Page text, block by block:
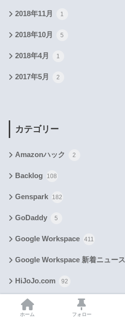
2018年11月 1
2018年10月 5
2018年4月 1
2017年5月 2
カテゴリー
Amazonハック 2
Backlog 108
Genspark 182
GoDaddy 5
Google Workspace 411
Google Workspace 新着ニュース
HiJoJo.com 92
Lovable
ホーム フォロー